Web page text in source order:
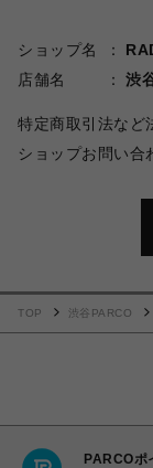
ショップ名
店舗名
渋
特定商取引法など
ショップお問い合
TOP 渋谷PARCO
PARCOポ